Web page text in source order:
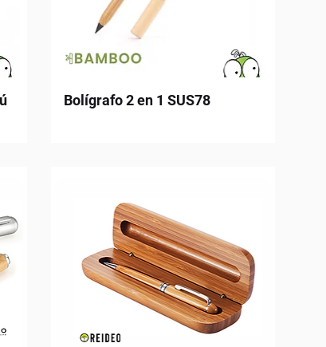
Bolígrafo 2 en 1 SUS78